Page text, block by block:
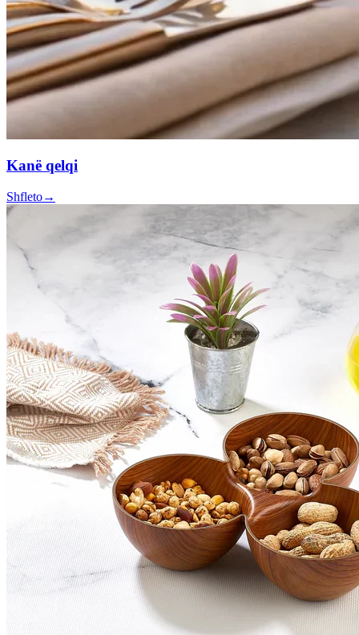
Kanë qelqi
Shfleto→